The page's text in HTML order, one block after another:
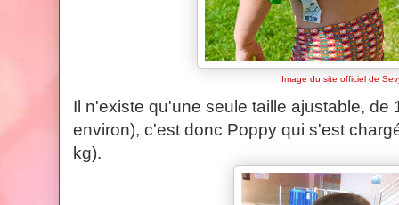
Image du site officiel de
Il n'existe qu'une seule taille ajustable, de
environ), c'est donc Poppy qui s'est
kg).